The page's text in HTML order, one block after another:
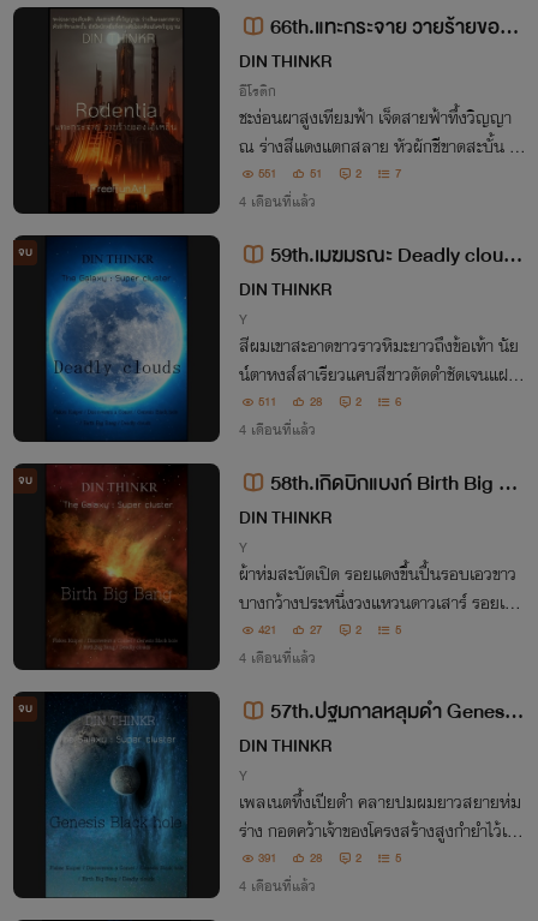
66th.แทะกระจาย วายร้ายของไ
อ้เหยิน : Rodentia
DIN THINKR
อีโรติก
ชะง่อนผาสูงเทียมฟ้า เจ็ดสายฟ้าทึ้งวิญญา
ณ ร่างสีแดงแตกสลาย หัวผักชีขาดสะบั้น อั
สนีที่แปดหนักหมื่นชั่งฟาดฟันไม่เหลือแม้เศ
ษวิญญาณ
551 51 2 7
4 เดือนที่แล้ว
จบ
59th.เมฆมรณะ Deadly clouds
(The Galaxy : Super cluster)
DIN THINKR
Y
สีผมเขาสะอาดขาวราวหิมะยาวถึงข้อเท้า นัย
น์ตาหงส์สาเรียวแคบสีขาวตัดดำชัดเจนแฝง
ประกายเด็ดขาดและเย่อหยิ่ง ออร่ารอบกายท
อแสงสีฟ้าใสดูสูงส่งและหนาวเหน็บ มือเท้า
งตายติดตัว!
511 28 2 6
4 เดือนที่แล้ว
จบ
58th.เกิดบิกแบงก์ Birth Big Ba
ng (The Galaxy : Super cluster)
DIN THINKR
Y
ผ้าห่มสะบัดเปิด รอยแดงขึ้นปื้นรอบเอวขาว
บางกว้างประหนึ่งวงแหวนดาวเสาร์ รอยเงื้อ
มมือเหล่านี้ได้มาระหว่างเขาประพฤติน่าอาย
กับอวัยวะใต้สะดือ ลากลามไปถึงปื้นแดงรอ
ห่อบวม
421 27 2 5
4 เดือนที่แล้ว
จบ
57th.ปฐมกาลหลุมดำ Genesis
Black hole (The Galaxy : Super
cluster)
DIN THINKR
Y
เพลเนตทึ้งเปียดำ คลายปมผมยาวสยายห่ม
ร่าง กอดคว้าเจ้าของโครงสร้างสูงกำยำไว้เต็
มสองแขน เอวบอบบางสะท้านลอยทุกจังหว
ะกระทุ้งสูงของคนที่ยืนพื้น เริงรักหนูติดผนัง
391 28 2 5
4 เดือนที่แล้ว